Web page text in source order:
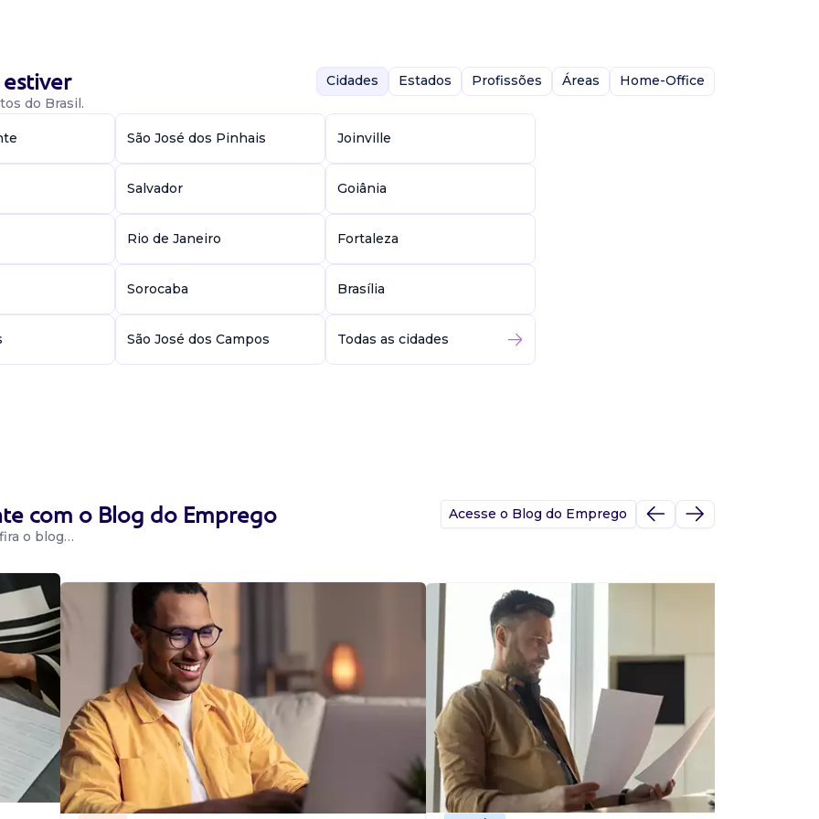
para atuar
gestão
escolar.
maior Estar
ao bairro
Aux...
maiorEstar
do Brasil.
Cidades Estados Profissões Áreas Home-Office
São José dos Pinhais Joinville
Salvador Goiânia
Rio de Janeiro Fortaleza
Sorocaba Brasília
São José dos Campos Todas as cidades
com o Blog do Emprego
o blog…
Acesse o Blog do Emprego